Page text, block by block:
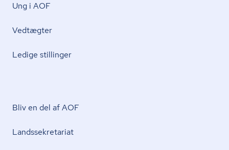
Ung i AOF
Vedtægter
Ledige stillinger
Bliv en del af AOF
Lands­se­kre­ta­ri­at